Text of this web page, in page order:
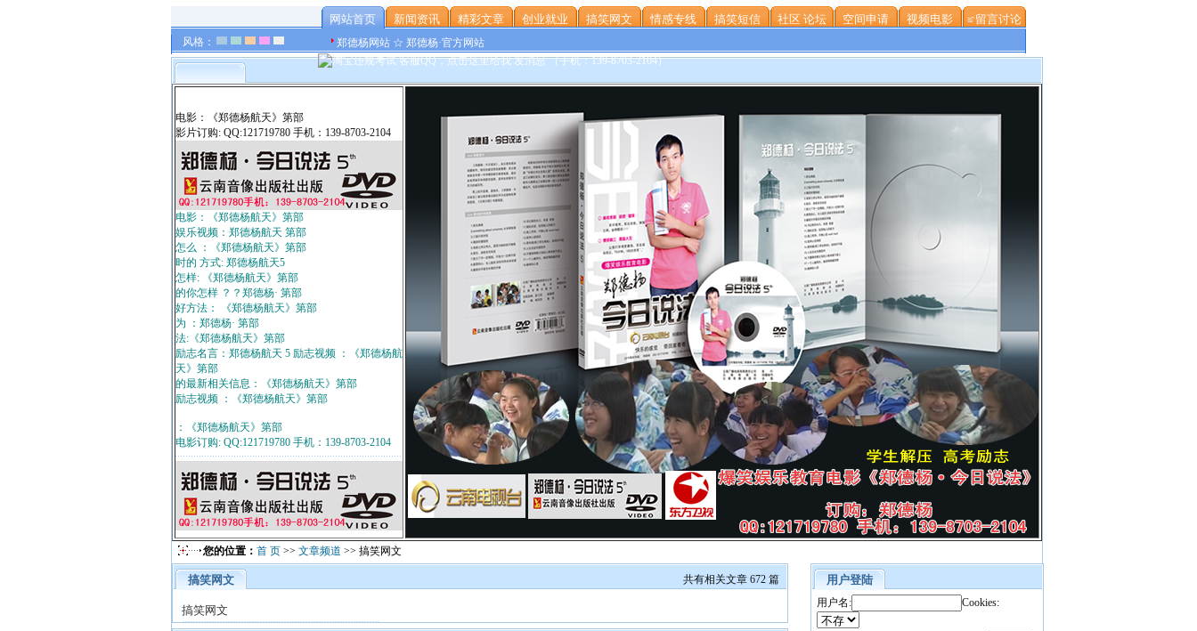
风格：
网站首页 新闻资讯 精彩文章 创业就业 搞笑网文 情感专线 搞笑短信 社区 论坛 空间申请 视频电影 ≌留言讨论
郑德杨网站 ☆ 郑德杨·官方网站
电影：《郑德杨航天》第部
影片订购: QQ:121719780 手机：139-8703-2104
电影：《郑德杨航天》第部
娱乐视频：郑德杨航天 第部
怎么 ：《郑德杨航天》第部
时的 方式: 郑德杨航天5
怎样: 《郑德杨航天》第部
的你怎样 ？？郑德杨· 第部
好方法： 《郑德杨航天》第部
为 ：郑德杨· 第部
法:《郑德杨航天》第部
励志名言：郑德杨航天 5 励志视频 ：《郑德杨航
天》第部
的最新相关信息：《郑德杨航天》第部
励志视频 ：《郑德杨航天》第部
：《郑德杨航天》第部
电影订购: QQ:121719780 手机：139-8703-2104
您的位置： 首 页 >> 文章频道 >> 搞笑网文
搞笑网文 共有相关文章 672 篇
搞笑网文
用户登陆
用户名: Cookies: